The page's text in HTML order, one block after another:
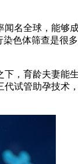
名全球，能够
色体筛查是很
，育龄夫妻能
试管助孕技术